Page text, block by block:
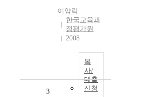
이양락
한국교육과
정평가원
2008
복
사/
대출
신청
3